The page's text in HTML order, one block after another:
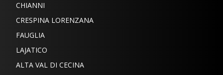
CHIANNI
CRESPINA LORENZANA
FAUGLIA
LAJATICO
ALTA VAL DI CECINA